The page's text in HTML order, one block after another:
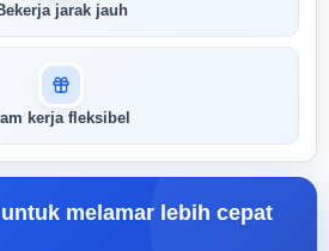
jarak jauh
kerja fleksibel
melamar lebih cepat